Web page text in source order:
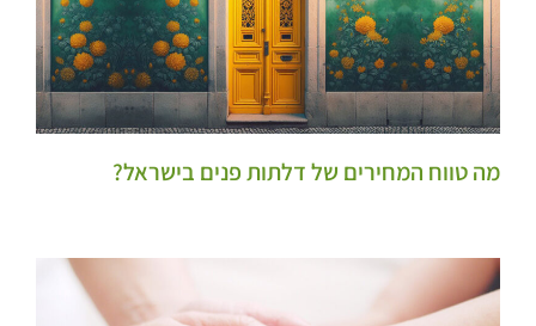
מה טווח המחירים של דלתות פנים בישראל?